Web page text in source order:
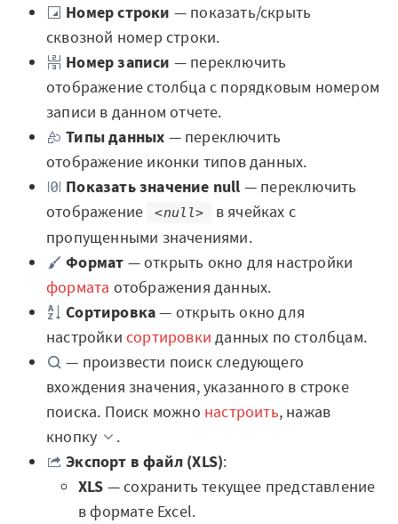
Готовые решения
Интеграции
Библиотеки компонентов
Обучение
Быстрый старт
Loginom.Навыки
Мастерская Loginom
Кубок Loginom
Клиенты
Проекты
Отзывы
Блог
Вики
Номер строки — показать/скрыть
сквозной номер строки.
Номер записи — переключить
отображение столбца с порядковым номером
записи в данном отчете.
Типы данных — переключить
отображение иконки типов данных.
Показать значение null — переключить
отображение
<null>
в ячейках с
пропущенными значениями.
Формат — открыть окно для настройки
формата отображения данных.
Сортировка— открыть окно для
настройки сортировки данных по столбцам.
— произвести поиск следующего
вхождения значения, указанного в строке
поиска. Поиск можно настроить, нажав
кнопку
.
Экспорт в файл (XLS):
XLS — сохранить текущее представление
в формате Excel.